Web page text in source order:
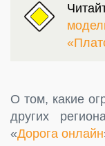
О том, какие
других
«Дорога онлайн